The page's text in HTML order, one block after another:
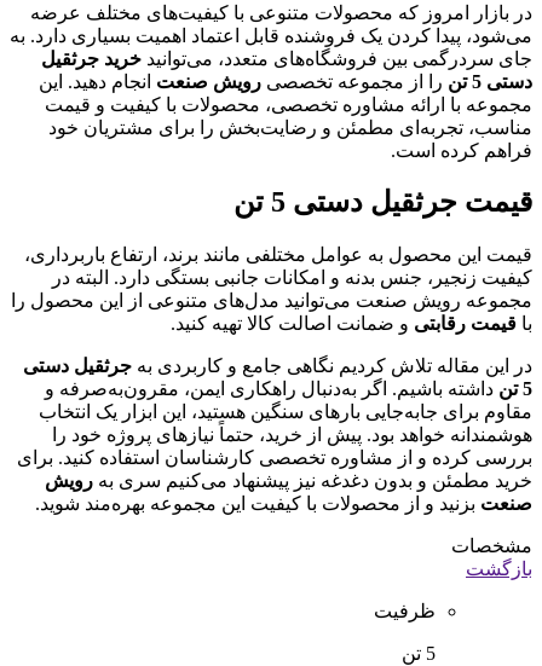
در بازار امروز که محصولات متنوعی با کیفیت‌های مختلف عرضه
می‌شود، پیدا کردن یک فروشنده قابل اعتماد اهمیت بسیاری دارد. به
جای سردرگمی بین فروشگاه‌های متعدد، می‌توانید خرید جرثقیل
دستی 5 تن
را از مجموعه تخصصی رویش صنعت انجام دهید. این
مجموعه با ارائه مشاوره تخصصی، محصولات با کیفیت و قیمت
مناسب، تجربه‌ای مطمئن و رضایت‌بخش را برای مشتریان خود
فراهم کرده است.
قیمت جرثقیل دستی 5 تن
قیمت این محصول به عوامل مختلفی مانند برند، ارتفاع باربرداری،
کیفیت زنجیر، جنس بدنه و امکانات جانبی بستگی دارد. البته در
مجموعه رویش صنعت می‌توانید مدل‌های متنوعی از این محصول را
با قیمت رقابتی و ضمانت اصالت کالا تهیه کنید.
در این مقاله تلاش کردیم نگاهی جامع و کاربردی به جرثقیل دستی
5 تن
داشته باشیم. اگر به‌دنبال راهکاری ایمن، مقرون‌به‌صرفه و
مقاوم برای جابه‌جایی بارهای سنگین هستید، این ابزار یک انتخاب
هوشمندانه خواهد بود. پیش از خرید، حتماً نیازهای پروژه خود را
بررسی کرده و از مشاوره تخصصی کارشناسان استفاده کنید. برای
خرید مطمئن و بدون دغدغه نیز پیشنهاد می‌کنیم سری به رویش
صنعت بزنید و از محصولات با کیفیت این مجموعه بهره‌مند شوید.
مشخصات
بازگشت
ظرفیت
5 تن